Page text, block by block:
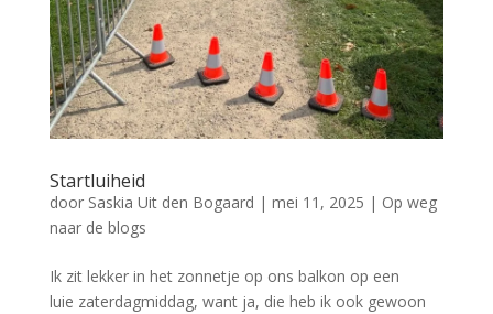
Startluiheid
door Saskia Uit den Bogaard | mei 11, 2025 | Op weg
naar de blogs
Ik zit lekker in het zonnetje op ons balkon op een
luie zaterdagmiddag, want ja, die heb ik ook gewoon